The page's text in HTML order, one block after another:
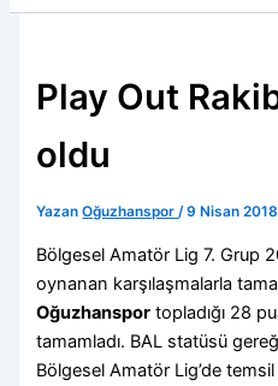
Play Out
oldu
Yazan Oğuzhanspor/9 Nisan 2018
Bölgesel Amatör Lig 7. Grup
oynanan karşılaşmalarla
Oğuzhanspor topladığı 28
tamamladı. BAL statüsü
Bölgesel Amatör Lig’de